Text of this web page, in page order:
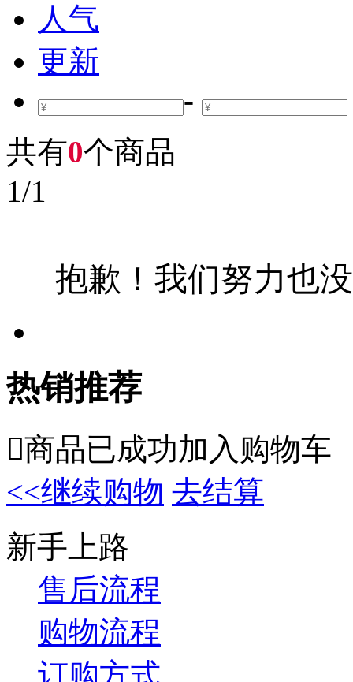
人气
更新
-
共有0个商品
1/1
抱歉！我们努力也
热销推荐
商品已成功加入购物车
<<继续购物 去结算
新手上路
售后流程
购物流程
订购方式